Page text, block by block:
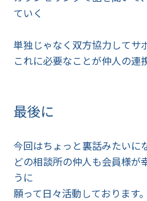
ていく
単独じゃなく双方協力してサ
これに必要なことが仲人の
最後に
今回はちょっと裏話みたいに
どの相談所の仲人も会員様が
うに
願って日々活動しております。